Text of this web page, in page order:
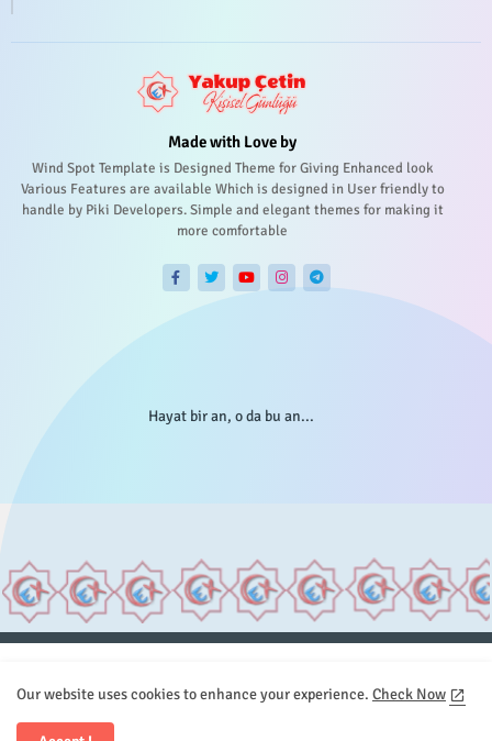
Made with Love by
Wind Spot Template is Designed Theme for Giving Enhanced look
Various Features are available Which is designed in User friendly to
handle by Piki Developers. Simple and elegant themes for making it
more comfortable
Hayat bir an, o da bu an...
Sitemap
İletişim
Our website uses cookies to enhance your experience. Check Now